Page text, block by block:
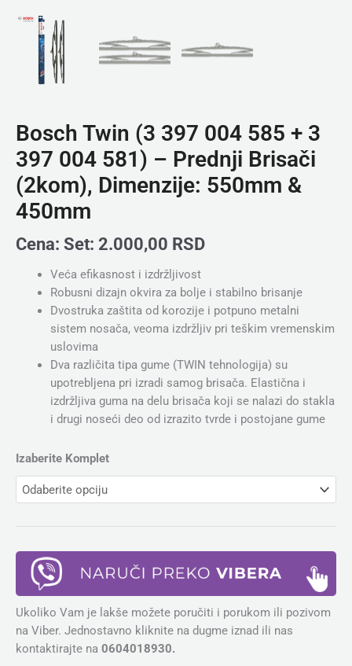
Bosch Twin (3 397 004 585 + 3
397 004 581) – Prednji Brisači
(2kom), Dimenzije: 550mm &
450mm
Cena: Set: 2.000,00 RSD
Veća efikasnost i izdržljivost
Robusni dizajn okvira za bolje i stabilno brisanje
Dvostruka zaštita od korozije i potpuno metalni
sistem nosača, veoma izdržljiv pri teškim vremenskim
uslovima
Dva različita tipa gume (TWIN tehnologija) su
upotrebljena pri izradi samog brisača. Elastična i
izdržljiva guma na delu brisača koji se nalazi do stakla
i drugi noseći deo od izrazito tvrde i postojane gume
Izaberite Komplet
Ukoliko Vam je lakše možete poručiti i porukom ili pozivom
na Viber. Jednostavno kliknite na dugme iznad ili nas
kontaktirajte na 0604018930.